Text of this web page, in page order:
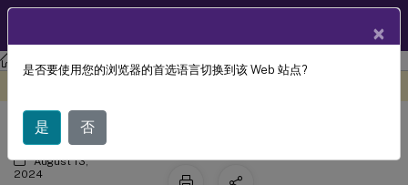
Session Recording Session Recording 2311
更改通信协议
August 13,
2024
×
是否要使用您的浏览器的首选语言切换到该 Web 站点?
是 否